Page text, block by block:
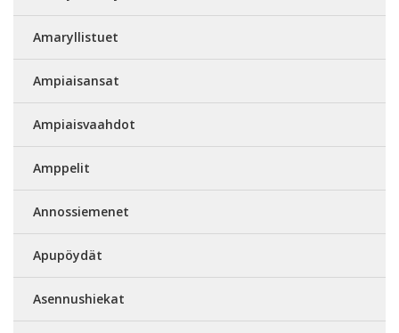
Amaryllistuet
Ampiaisansat
Ampiaisvaahdot
Amppelit
Annossiemenet
Apupöydät
Asennushiekat